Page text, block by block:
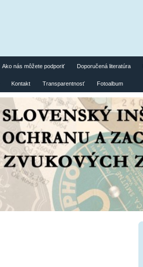
Ako nás môžete podporiť Doporučená literatúra
Kontakt Transparentnosť Fotoalbum